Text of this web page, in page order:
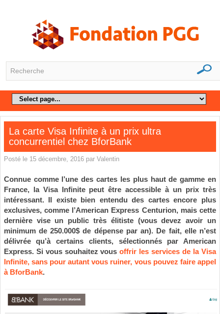
La carte Visa Infinite à un prix ultra
concurrentiel chez BforBank
Posté le 15 décembre, 2016 par Valentin
Connue comme l’une des cartes les plus haut de gamme en
France, la Visa Infinite peut être accessible à un prix très
intéressant. Il existe bien entendu des cartes encore plus
exclusives, comme l’American Express Centurion, mais cette
dernière vise un public très élitiste (vous devez avoir un
minimum de 250.000$ de dépense par an). De fait, elle n’est
délivrée qu’à certains clients, sélectionnés par American
Express. Si vous souhaitez vousoffrir les services de la Visa
Infinite, sans pour autant vous ruiner, vous pouvez faire appel
à BforBank.